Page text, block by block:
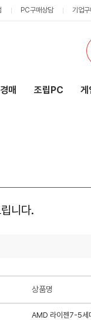
PC구매상담 기업
매 조립PC 게
니다.
상품명
AMD 라이젠7-5세